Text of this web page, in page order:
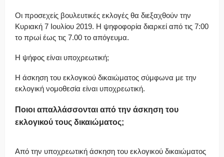
Οι προσεχείς βουλευτικές εκλογές θα διεξαχθούν την
Κυριακή 7 Ιουλίου 2019. Η ψηφοφορία διαρκεί από τις 7:00
το πρωί έως τις 7.00 το απόγευμα.
Η ψήφος είναι υποχρεωτική;
Η άσκηση του εκλογικού δικαιώματος σύμφωνα με την
εκλογική νομοθεσία είναι υποχρεωτική.
Ποιοι απαλλάσσονται από την άσκηση του
εκλογικού τους δικαιώματος;
Από την υποχρεωτική άσκηση του εκλογικού δικαιώματος